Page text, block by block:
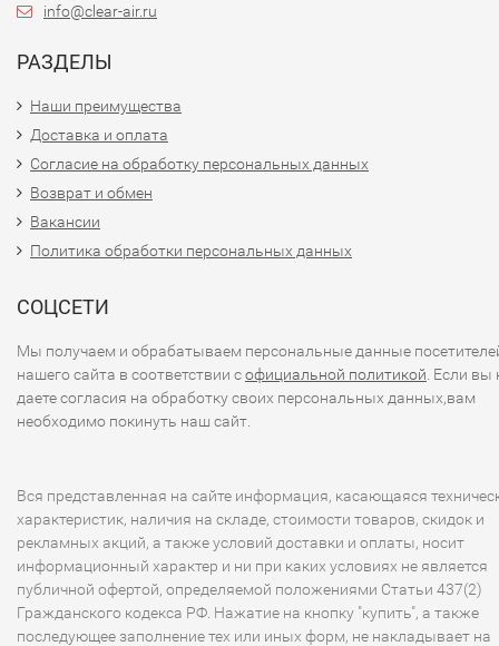
info@clear-air.ru
РАЗДЕЛЫ
Наши преимущества
Доставка и оплата
Согласие на обработку персональных данных
Возврат и обмен
Вакансии
Политика обработки персональных данных
СОЦСЕТИ
Мы получаем и обрабатываем персональные данные
нашего сайта в соответствии софициальной политикой . Если вы
даете согласия на обработку своих персональных данных,вам
необходимо покинуть наш сайт.
Вся представленная на сайте информация, касающаяся
характеристик, наличия на складе, стоимости товаров, скидок и
рекламных акций, а также условий доставки и оплаты, носит
информационный характер и ни при каких условиях не является
публичной офертой, определяемой положениями Статьи 437(2)
Гражданского кодекса РФ. Нажатие на кнопку "купить", а также
последующее заполнение тех или иных форм, не накладывает на